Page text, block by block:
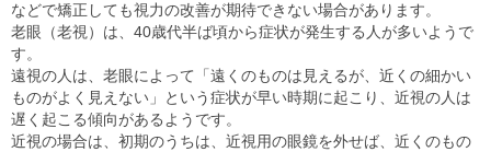
などで矯正しても視力の改善が期待できない場合があります。
老眼（老視）は、40歳代半ば頃から症状が発生する人が多いようで
す。
遠視の人は、老眼によって「遠くのものは見えるが、近くの細かい
ものがよく見えない」という症状が早い時期に起こり、近視の人は
遅く起こる傾向があるようです。
近視の場合は、初期のうちは、近視用の眼鏡を外せば、近くのもの